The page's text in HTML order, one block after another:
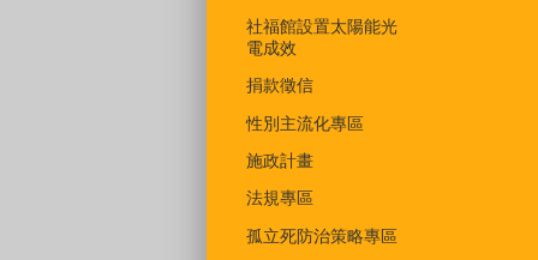
社福館設置太陽能光
電成效
捐款徵信
性別主流化專區
施政計畫
法規專區
孤立死防治策略專區